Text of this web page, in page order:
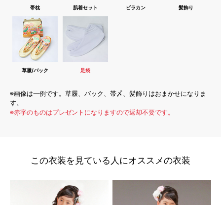
帯枕 肌着セット ビラカン 髪飾り
草履/バック 足袋
※画像は一例です。草履、バック、帯〆、髪飾りはおまかせになりま
す。
※赤字のものはプレゼントになりますので返却不要です。
この衣装を見ている人にオススメの衣装